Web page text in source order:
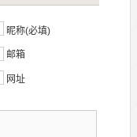
昵称(必填)
邮箱
网址